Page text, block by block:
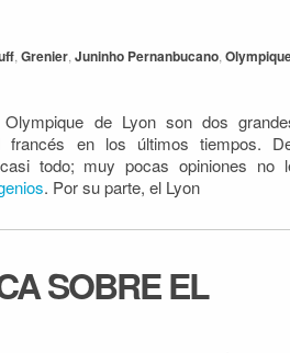
, Grenier, Juninho Pernanbucano,
de Lyon son dos
francés en los últimos tiempos.
todo; muy pocas opiniones no
. Por su parte, el Lyon
SOBRE EL